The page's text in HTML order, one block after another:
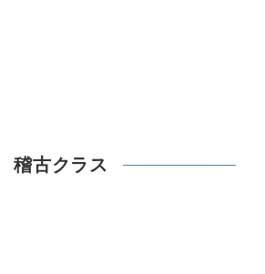
稽古クラス